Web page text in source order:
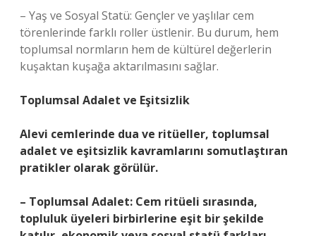
– Yaş ve Sosyal Statü: Gençler ve yaşlılar cem
törenlerinde farklı roller üstlenir. Bu durum, hem
toplumsal normların hem de kültürel değerlerin
kuşaktan kuşağa aktarılmasını sağlar.
Toplumsal Adalet ve Eşitsizlik
Alevi cemlerinde dua ve ritüeller, toplumsal
adalet ve eşitsizlik kavramlarını somutlaştıran
pratikler olarak görülür.
– Toplumsal Adalet: Cem ritüeli sırasında,
topluluk üyeleri birbirlerine eşit bir şekilde